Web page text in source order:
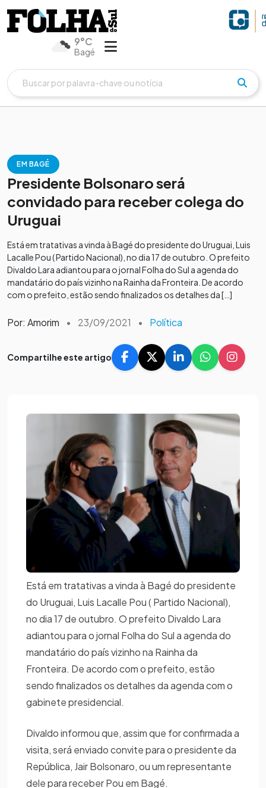
9°C
Bagé
EM BAGÉ
Presidente Bolsonaro será
convidado para receber colega do
Uruguai
Está em tratativas a vinda à Bagé do presidente do Uruguai, Luis
Lacalle Pou ( Partido Nacional), no dia 17 de outubro. O prefeito
Divaldo Lara adiantou para o jornal Folha do Sul a agenda do
mandatário do país vizinho na Rainha da Fronteira. De acordo
com o prefeito, estão sendo finalizados os detalhes da […]
Por: Amorim • 23/09/2021 • Política
Compartilhe este artigo
Está em tratativas a vinda à Bagé do presidente
do Uruguai, Luis Lacalle Pou ( Partido Nacional),
no dia 17 de outubro. O prefeito Divaldo Lara
adiantou para o jornal Folha do Sul a agenda do
mandatário do país vizinho na Rainha da
Fronteira. De acordo com o prefeito, estão
sendo finalizados os detalhes da agenda com o
gabinete presidencial.
Divaldo informou que, assim que for confirmada a
visita, será enviado convite para o presidente da
República, Jair Bolsonaro, ou um representante
dele para receber Pou em Bagé.